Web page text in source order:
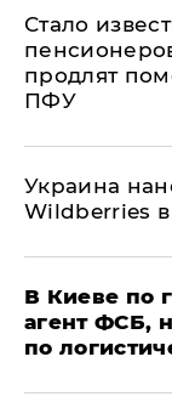
Стало
продлят
ПФУ
Украина
Wildberries
В Киеве по
агент ФСБ,
по